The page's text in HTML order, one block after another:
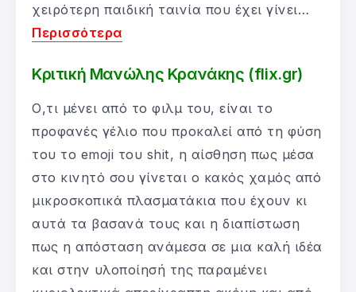
χειρότερη παιδική ταινία που έχει γίνει…
Περισσότερα
Κριτική Μανώλης Κρανάκης (flix.gr)
Ο,τι μένει από το φιλμ του, είναι το
προφανές γέλιο που προκαλεί από τη φύση
του το emoji του shit, η αίσθηση πως μέσα
στο κινητό σου γίνεται ο κακός χαμός από
μικροσκοπικά πλασματάκια που έχουν κι
αυτά τα βασανά τους και η διαπίστωση
πως η απόσταση ανάμεσα σε μια καλή ιδέα
και στην υλοποίησή της παραμένει